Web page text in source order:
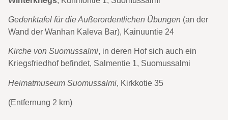
Gedenktafel für die Außerordentlichen Übungen (an der
Wand der Wanhan Kaleva Bar), Kainuuntie 24
Kirche von Suomussalmi, in deren Hof sich auch ein
Kriegsfriedhof befindet, Salmentie 1, Suomussalmi
Heimatmuseum Suomussalmi, Kirkkotie 35
(Entfernung 2 km)